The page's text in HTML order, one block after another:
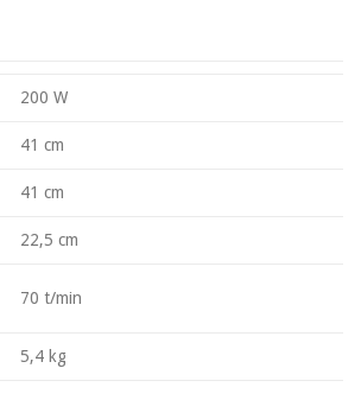
200 W
41 cm
41 cm
22,5 cm
70 t/min
5,4 kg